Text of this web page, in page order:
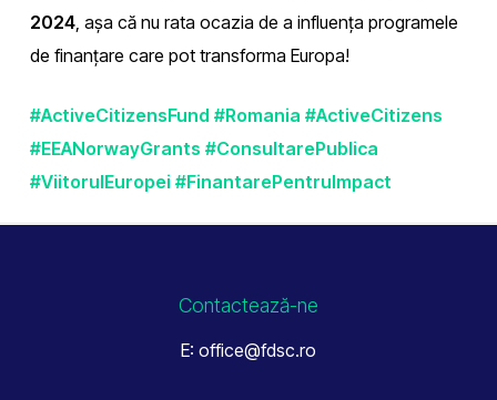
2024, așa că nu rata ocazia de a influența programele
de finanțare care pot transforma Europa!
#ActiveCitizensFund #Romania #ActiveCitizens
#EEANorwayGrants #ConsultarePublica
#ViitorulEuropei #FinantarePentruImpact
Contactează-ne
E: office@fdsc.ro